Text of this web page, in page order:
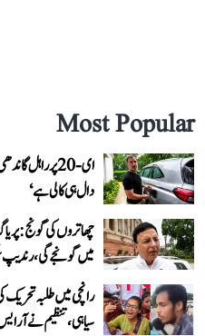
Most Popular
ای-20 پر راہل
دال ہی کالی ہے‘
چھاتروں کی گونج:
میں گونجے گی، رندیپ
رانچی میں طلبہ تحریک
سیاہی، تنظیم نے آر